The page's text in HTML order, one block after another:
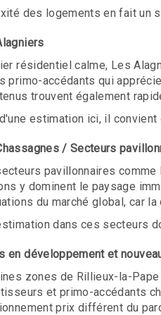
des logements en fait un
résidentiel calme, Les
primo-accédants qui
trouvent également
estimation ici, il
/ Secteurs
pavillonnaires
y dominent le paysage
du marché global, car
dans ces secteurs
en développement et
zones de Rillieux-la-
et primo-accédants
prix différent du